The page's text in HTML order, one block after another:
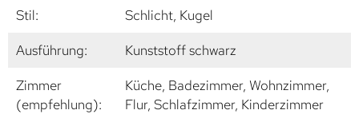
Stil:
Schlicht, Kugel
Ausführung:
Kunststoff schwarz
Zimmer
(empfehlung):
Küche, Badezimmer, Wohnzimmer,
Flur, Schlafzimmer, Kinderzimmer